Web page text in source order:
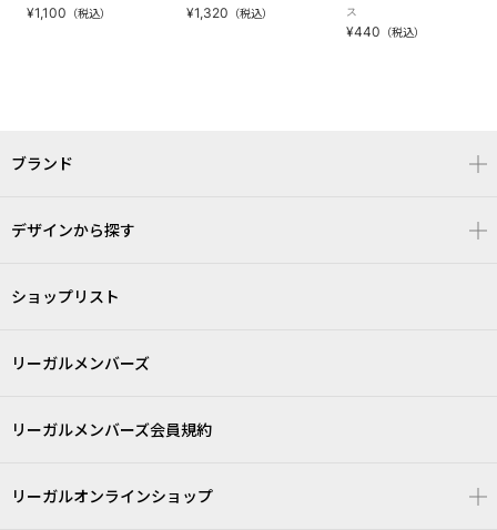
¥1,100 （税込） ¥1,320 （税込）
ス
¥440 （税込）
ブランド
デザインから探す
ショップリスト
リーガルメンバーズ
リーガルメンバーズ会員規約
リーガルオンラインショップ